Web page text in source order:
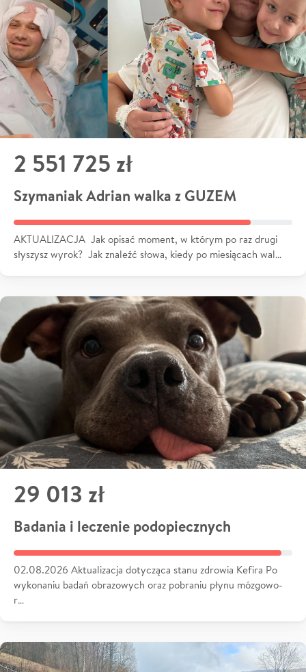
2 551 725 zł
Szymaniak Adrian walka z GUZEM
AKTUALIZACJA Jak opisać moment, w którym po raz drugi
słyszysz wyrok? Jak znaleźć słowa, kiedy po miesiącach wal…
29 013 zł
Badania i leczenie podopiecznych
02.08.2026 Aktualizacja dotycząca stanu zdrowia Kefira Po
wykonaniu badań obrazowych oraz pobraniu płynu mózgowo-
r…